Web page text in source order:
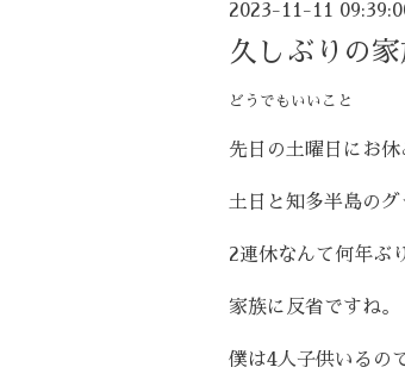
2023-11-11
久しぶりの
どうでもいいこと
先日の土曜日にお休
土日と知多半島の
2連休なんて何年ぶ
家族に反省ですね。
僕は4人子供いるの